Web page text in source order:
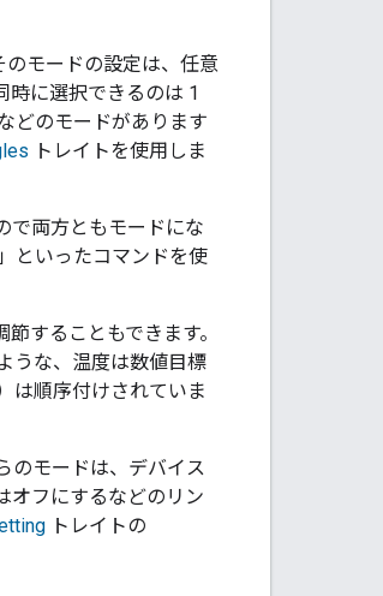
のモードの設定は、任意
時に選択できるのは 1
どのモードがあります
トレイトを使用しま
で両方ともモードにな
といったコマンドを使
することもできます。
うな、温度は数値目標
は順序付けされていま
のモードは、デバイス
オフにするなどのリン
トレイトの